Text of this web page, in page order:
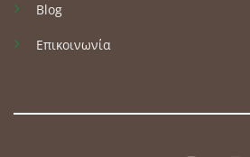
Blog
Επικοινωνία